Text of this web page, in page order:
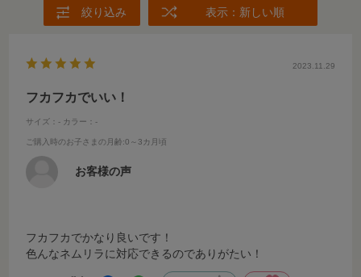
絞り込み 表示：新しい順
2023.11.29
フカフカでいい！
サイズ：- カラー：-
ご購入時のお子さまの月齢:0～3カ月頃
お客様の声
フカフカでかなり良いです！
色んなネムリラに対応できるのでありがたい！